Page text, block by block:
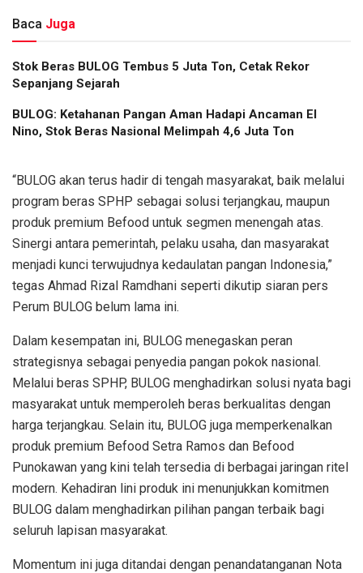
Baca Juga
Stok Beras BULOG Tembus 5 Juta Ton, Cetak Rekor
Sepanjang Sejarah
BULOG: Ketahanan Pangan Aman Hadapi Ancaman El
Nino, Stok Beras Nasional Melimpah 4,6 Juta Ton
“BULOG akan terus hadir di tengah masyarakat, baik melalui
program beras SPHP sebagai solusi terjangkau, maupun
produk premium Befood untuk segmen menengah atas.
Sinergi antara pemerintah, pelaku usaha, dan masyarakat
menjadi kunci terwujudnya kedaulatan pangan Indonesia,”
tegas Ahmad Rizal Ramdhani seperti dikutip siaran pers
Perum BULOG belum lama ini.
Dalam kesempatan ini, BULOG menegaskan peran
strategisnya sebagai penyedia pangan pokok nasional.
Melalui beras SPHP, BULOG menghadirkan solusi nyata bagi
masyarakat untuk memperoleh beras berkualitas dengan
harga terjangkau. Selain itu, BULOG juga memperkenalkan
produk premium Befood Setra Ramos dan Befood
Punokawan yang kini telah tersedia di berbagai jaringan ritel
modern. Kehadiran lini produk ini menunjukkan komitmen
BULOG dalam menghadirkan pilihan pangan terbaik bagi
seluruh lapisan masyarakat.
Momentum ini juga ditandai dengan penandatanganan Nota